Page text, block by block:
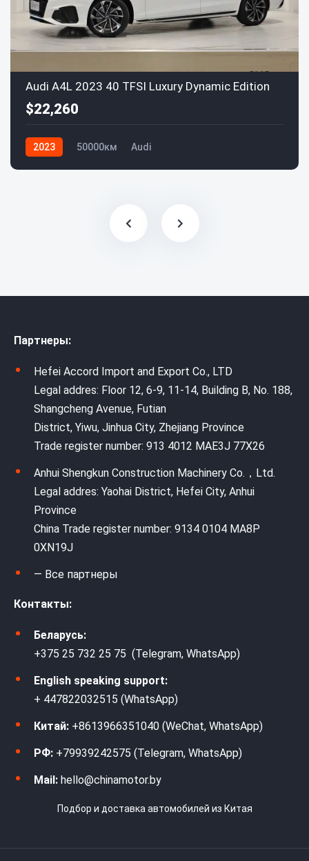
Audi A4L 2023 40 TFSI Luxury Dynamic Edition
$22,260
2023 50000км Audi
Партнеры:
Hefei Accord Import and Export Co., LTD
Legal addres: Floor 12, 6-9, 11-14, Building B, No. 188,
Shangcheng Avenue, Futian
District, Yiwu, Jinhua City, Zhejiang Province
Trade register number: 913 4012 MAE3J 77X26
Anhui Shengkun Construction Machinery Co.，Ltd.
Legal addres: Yaohai District, Hefei City, Anhui
Province
China Trade register number: 9134 0104 MA8P
0XN19J
— Все партнеры
Контакты:
Беларусь:
+375 25 732 25 75 (Telegram, WhatsApp)
English speaking support:
+ 447822032515 (WhatsApp)
Китай: +8613966351040 (WeChat, WhatsApp)
РФ: +79939242575 (Telegram, WhatsApp)
Mail: hello@chinamotor.by
Подбор и доставка автомобилей из Китая